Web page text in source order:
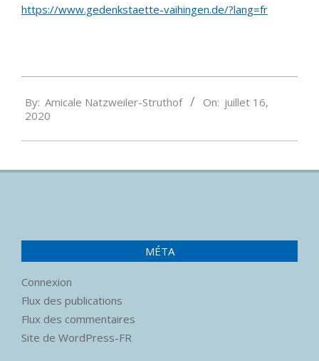
https://www.gedenkstaette-vaihingen.de/?lang=fr
07-
16
By: Amicale Natzweiler-Struthof On: juillet 16,
2020
MÉTA
Connexion
Flux des publications
Flux des commentaires
Site de WordPress-FR